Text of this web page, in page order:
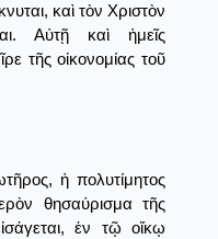
καὶ τὸν Χριστὸν
Αὐτῇ καὶ ἡμεῖς
τῆς οἰκονομίας τοῦ
ἡ πολυτίμητος
θησαύρισμα τῆς
ἐν τῷ οἴκῳ